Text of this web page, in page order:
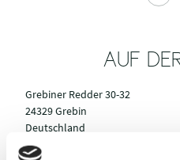
AUF
Grebiner Redder 30-32
24329 Grebin
Deutschland
Tel.: